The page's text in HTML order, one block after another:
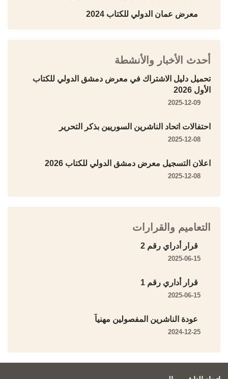
معرض عمان الدولي للكتاب 2024
أحدث الأخبار والأنشطة
تحميل دليل الاشتراك في معرض دمشق الدولي للكتاب
الأول 2026
2025-12-09
احتفالات اتحاد الناشرين السوريين بذكر التحرير
2025-12-08
اعلان التسجيل معرض دمشق الدولي للكتاب 2026
2025-12-08
التعاميم والقرارات
قرار أدراي رقم 2
2025-06-15
قرار أداري رقم 1
2025-06-15
عودة الناشرين المفصولين مهنياً
2024-12-25